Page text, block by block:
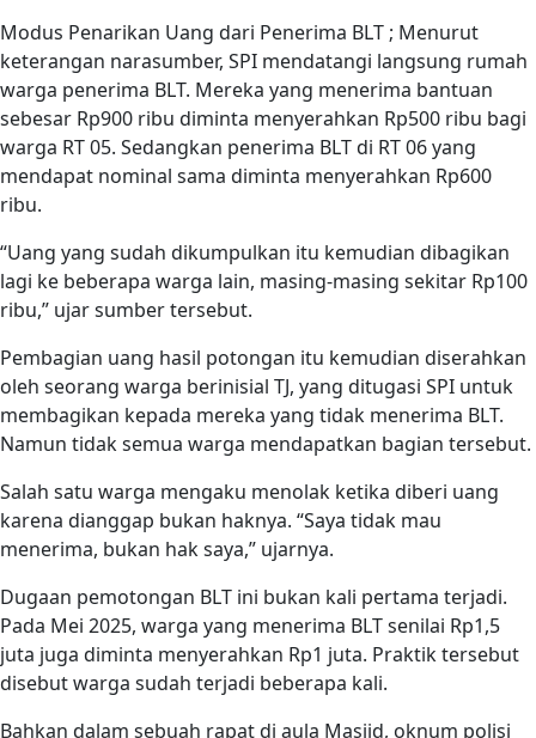
Modus Penarikan Uang dari Penerima BLT ; Menurut
keterangan narasumber, SPI mendatangi langsung rumah
warga penerima BLT. Mereka yang menerima bantuan
sebesar Rp900 ribu diminta menyerahkan Rp500 ribu bagi
warga RT 05. Sedangkan penerima BLT di RT 06 yang
mendapat nominal sama diminta menyerahkan Rp600
ribu.
“Uang yang sudah dikumpulkan itu kemudian dibagikan
lagi ke beberapa warga lain, masing-masing sekitar Rp100
ribu,” ujar sumber tersebut.
Pembagian uang hasil potongan itu kemudian diserahkan
oleh seorang warga berinisial TJ, yang ditugasi SPI untuk
membagikan kepada mereka yang tidak menerima BLT.
Namun tidak semua warga mendapatkan bagian tersebut.
Salah satu warga mengaku menolak ketika diberi uang
karena dianggap bukan haknya. “Saya tidak mau
menerima, bukan hak saya,” ujarnya.
Dugaan pemotongan BLT ini bukan kali pertama terjadi.
Pada Mei 2025, warga yang menerima BLT senilai Rp1,5
juta juga diminta menyerahkan Rp1 juta. Praktik tersebut
disebut warga sudah terjadi beberapa kali.
Bahkan dalam sebuah rapat di aula Masjid, oknum polisi